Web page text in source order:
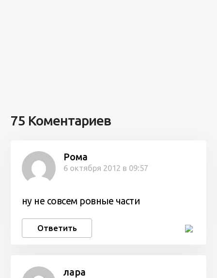
75 Коментариев
Рома
6 октября 2012 в 09:57
ну не совсем ровные части
Ответить
лара